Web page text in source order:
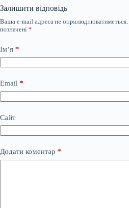
Залишити відповідь
Ваша e-mail адреса не оприлюднюватиметься.
позначені *
Ім’я *
Email *
Сайт
Додати коментар *